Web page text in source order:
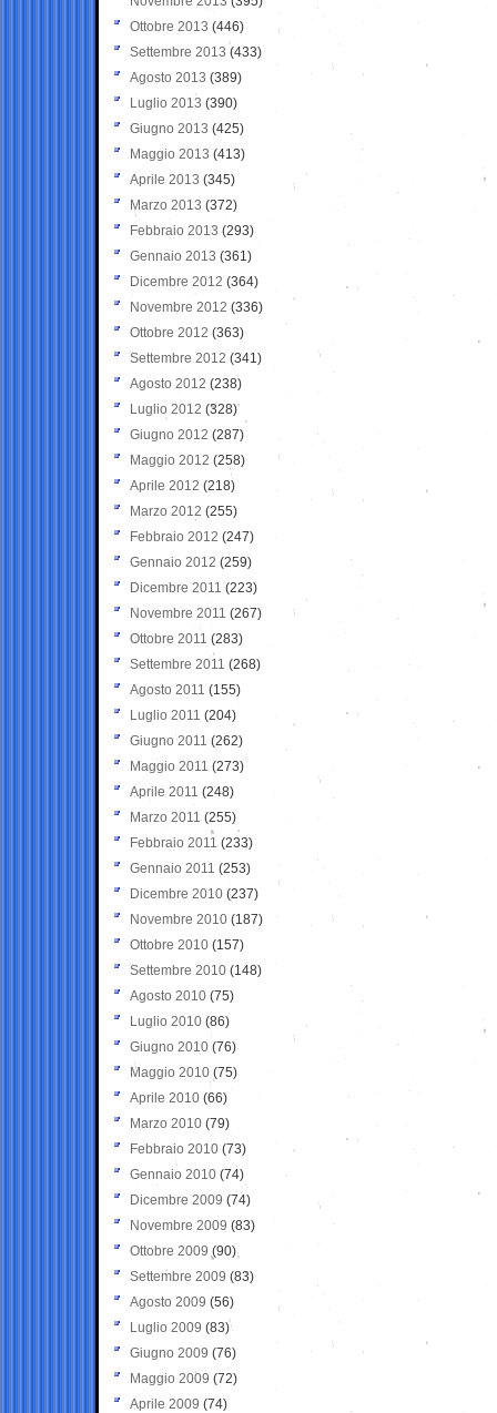
Ottobre 2013 (446)
Settembre 2013 (433)
Agosto 2013 (389)
Luglio 2013 (390)
Giugno 2013 (425)
Maggio 2013 (413)
Aprile 2013 (345)
Marzo 2013 (372)
Febbraio 2013 (293)
Gennaio 2013 (361)
Dicembre 2012 (364)
Novembre 2012 (336)
Ottobre 2012 (363)
Settembre 2012 (341)
Agosto 2012 (238)
Luglio 2012 (328)
Giugno 2012 (287)
Maggio 2012 (258)
Aprile 2012 (218)
Marzo 2012 (255)
Febbraio 2012 (247)
Gennaio 2012 (259)
Dicembre 2011 (223)
Novembre 2011 (267)
Ottobre 2011 (283)
Settembre 2011 (268)
Agosto 2011 (155)
Luglio 2011 (204)
Giugno 2011 (262)
Maggio 2011 (273)
Aprile 2011 (248)
Marzo 2011 (255)
Febbraio 2011 (233)
Gennaio 2011 (253)
Dicembre 2010 (237)
Novembre 2010 (187)
Ottobre 2010 (157)
Settembre 2010 (148)
Agosto 2010 (75)
Luglio 2010 (86)
Giugno 2010 (76)
Maggio 2010 (75)
Aprile 2010 (66)
Marzo 2010 (79)
Febbraio 2010 (73)
Gennaio 2010 (74)
Dicembre 2009 (74)
Novembre 2009 (83)
Ottobre 2009 (90)
Settembre 2009 (83)
Agosto 2009 (56)
Luglio 2009 (83)
Giugno 2009 (76)
Maggio 2009 (72)
Aprile 2009 (74)